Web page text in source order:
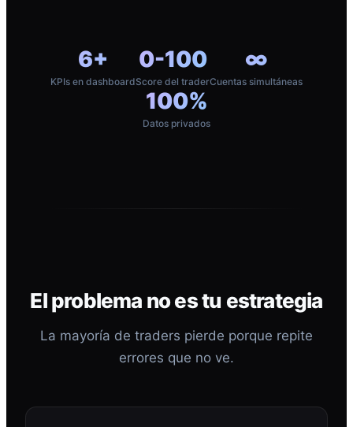
6+
KPIs en dashboard
0-100
Score del trader
∞
Cuentas simultáneas
100%
Datos privados
El problema no es tu estrategia
La mayoría de traders pierde porque repite
errores que no ve.